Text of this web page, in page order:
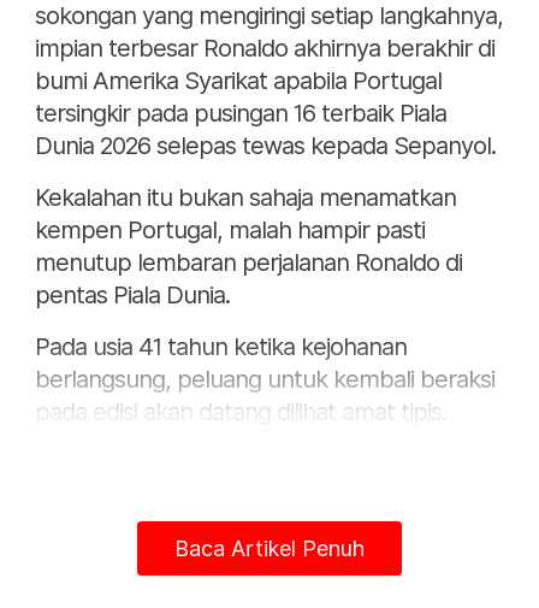
sokongan yang mengiringi setiap langkahnya,
impian terbesar Ronaldo akhirnya berakhir di
bumi Amerika Syarikat apabila Portugal
tersingkir pada pusingan 16 terbaik Piala
Dunia 2026 selepas tewas kepada Sepanyol.
Kekalahan itu bukan sahaja menamatkan
kempen Portugal, malah hampir pasti
menutup lembaran perjalanan Ronaldo di
pentas Piala Dunia.
Pada usia 41 tahun ketika kejohanan
berlangsung, peluang untuk kembali beraksi
pada edisi akan datang dilihat amat tipis.
Baca Artikel Penuh